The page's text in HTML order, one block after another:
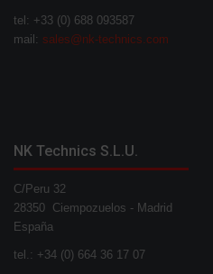
tel: +33 (0) 688 093587
mail: sales@nk-technics.com
NK Technics S.L.U.
C/Peru 32
28350 Ciempozuelos - Madrid
España
tel.: +34 (0) 664 36 17 07